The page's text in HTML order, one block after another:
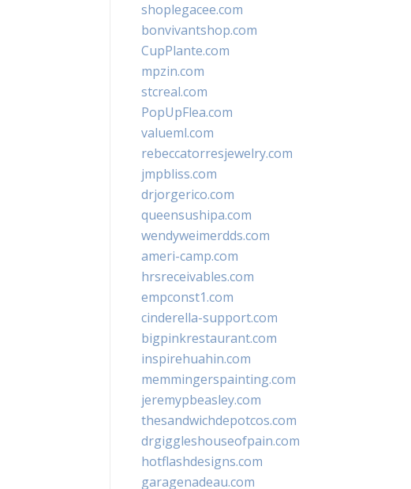
shoplegacee.com
bonvivantshop.com
CupPlante.com
mpzin.com
stcreal.com
PopUpFlea.com
valueml.com
rebeccatorresjewelry.com
jmpbliss.com
drjorgerico.com
queensushipa.com
wendyweimerdds.com
ameri-camp.com
hrsreceivables.com
empconst1.com
cinderella-support.com
bigpinkrestaurant.com
inspirehuahin.com
memmingerspainting.com
jeremypbeasley.com
thesandwichdepotcos.com
drgiggleshouseofpain.com
hotflashdesigns.com
garagenadeau.com